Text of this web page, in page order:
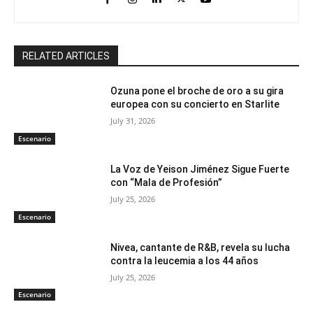
RELATED ARTICLES
Escenario
Ozuna pone el broche de oro a su gira
europea con su concierto en Starlite
July 31, 2026
Escenario
La Voz de Yeison Jiménez Sigue Fuerte
con “Mala de Profesión”
July 25, 2026
Escenario
Nivea, cantante de R&B, revela su lucha
contra la leucemia a los 44 años
July 25, 2026